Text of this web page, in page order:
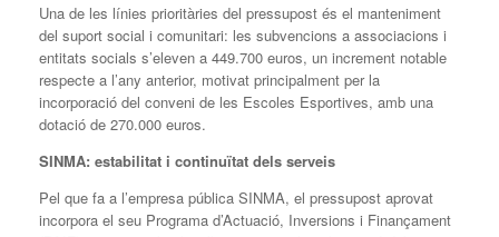
Una de les línies prioritàries del pressupost és el manteniment
del suport social i comunitari: les subvencions a associacions i
entitats socials s’eleven a 449.700 euros, un increment notable
respecte a l’any anterior, motivat principalment per la
incorporació del conveni de les Escoles Esportives, amb una
dotació de 270.000 euros.
SINMA: estabilitat i continuïtat dels serveis
Pel que fa a l’empresa pública SINMA, el pressupost aprovat
incorpora el seu Programa d’Actuació, Inversions i Finançament